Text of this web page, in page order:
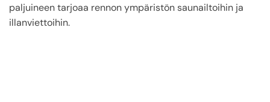
paljuineen tarjoaa rennon ympäristön saunailtoihin ja
illanviettoihin.